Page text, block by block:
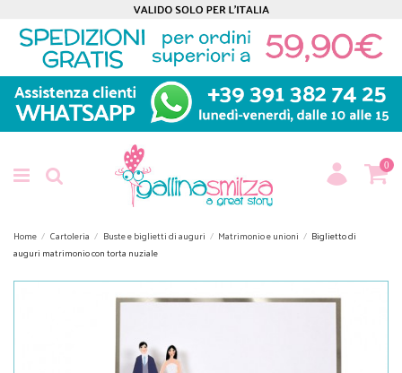
0
Home Cartoleria Buste e biglietti di auguri Matrimonio e unioni
Biglietto di
auguri matrimonio con torta nuziale